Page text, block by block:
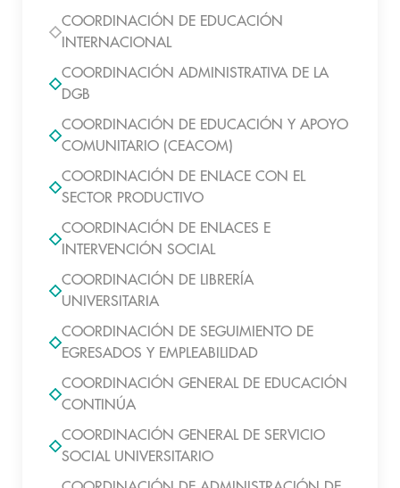
COORDINACIÓN DE EDUCACIÓN
INTERNACIONAL
COORDINACIÓN ADMINISTRATIVA DE LA
DGB
COORDINACIÓN DE EDUCACIÓN Y APOYO
COMUNITARIO (CEACOM)
COORDINACIÓN DE ENLACE CON EL
SECTOR PRODUCTIVO
COORDINACIÓN DE ENLACES E
INTERVENCIÓN SOCIAL
COORDINACIÓN DE LIBRERÍA
UNIVERSITARIA
COORDINACIÓN DE SEGUIMIENTO DE
EGRESADOS Y EMPLEABILIDAD
COORDINACIÓN GENERAL DE EDUCACIÓN
CONTINÚA
COORDINACIÓN GENERAL DE SERVICIO
SOCIAL UNIVERSITARIO